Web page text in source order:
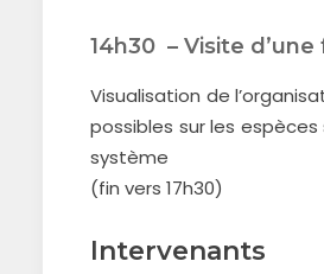
14h30 – Visite
Visualisation de
possibles sur les
système
(fin vers 17h30)
Intervenants